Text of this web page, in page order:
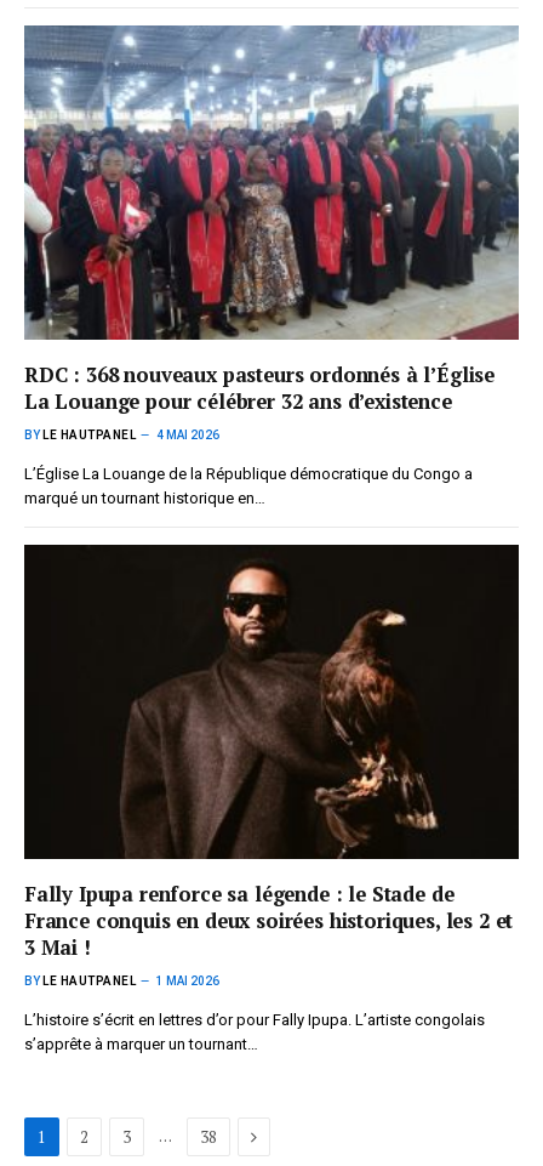
RDC : 368 nouveaux pasteurs ordonnés à l’Église
La Louange pour célébrer 32 ans d’existence
BY LE HAUTPANEL 4 MAI 2026
L’Église La Louange de la République démocratique du Congo a
marqué un tournant historique en…
Fally Ipupa renforce sa légende : le Stade de
France conquis en deux soirées historiques, les 2 et
3 Mai !
BY LE HAUTPANEL 1 MAI 2026
L’histoire s’écrit en lettres d’or pour Fally Ipupa. L’artiste congolais
s’apprête à marquer un tournant…
1 2 3 … 38 Next